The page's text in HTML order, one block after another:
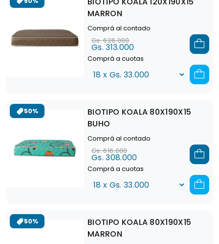
MARRON
Comprá al contado
Gs. 626.000
Gs. 313.000
Comprá a cuotas
50%
BIOTIPO KOALA 80X190X15
BUHO
Comprá al contado
Gs. 616.000
Gs. 308.000
Comprá a cuotas
50%
BIOTIPO KOALA 80X190X15
MARRON